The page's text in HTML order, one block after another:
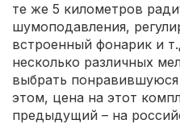
те же 5 километров
шумоподавления,
встроенный фонарик и
несколько различных
выбрать
этом, цена на этот
предыдущий – на